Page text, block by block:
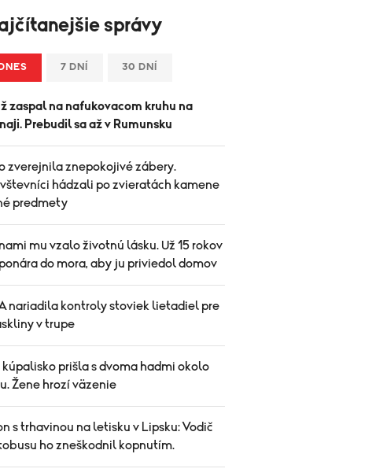
správy
DNES 7 DNÍ 30 DNÍ
zaspal na nafukovacom kruhu na
Prebudil sa až v Rumunsku
zverejnila znepokojivé zábery.
hádzali po zvieratách kamene
predmety
mu vzalo životnú lásku. Už 15 rokov
do mora, aby ju priviedol domov
nariadila kontroly stoviek lietadiel pre
v trupe
kúpalisko prišla s dvoma hadmi okolo
Žene hrozí väzenie
s trhavinou na letisku v Lipsku: Vodič
ho zneškodnil kopnutím.